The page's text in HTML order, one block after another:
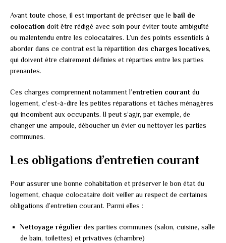
Avant toute chose, il est important de préciser que lebail de
colocation doit être rédigé avec soin pour éviter toute ambiguïté
ou malentendu entre les colocataires. L’un des points essentiels à
aborder dans ce contrat est la répartition des charges locatives,
qui doivent être clairement définies et réparties entre les parties
prenantes.
Ces charges comprennent notamment l’entretien courant du
logement, c’est-à-dire les petites réparations et tâches ménagères
qui incombent aux occupants. Il peut s’agir, par exemple, de
changer une ampoule, déboucher un évier ou nettoyer les parties
communes.
Les obligations d’entretien courant
Pour assurer une bonne cohabitation et préserver le bon état du
logement, chaque colocataire doit veiller au respect de certaines
obligations d’entretien courant. Parmi elles :
Nettoyage régulier des parties communes (salon, cuisine, salle
de bain, toilettes) et privatives (chambre)